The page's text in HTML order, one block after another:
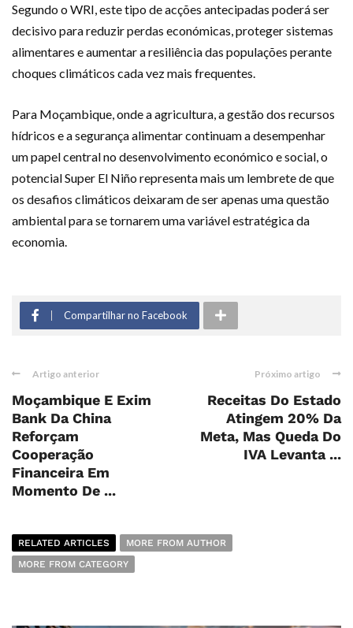
Segundo o WRI, este tipo de acções antecipadas poderá ser
decisivo para reduzir perdas económicas, proteger sistemas
alimentares e aumentar a resiliência das populações perante
choques climáticos cada vez mais frequentes.
Para Moçambique, onde a agricultura, a gestão dos recursos
hídricos e a segurança alimentar continuam a desempenhar
um papel central no desenvolvimento económico e social, o
potencial Super El Niño representa mais um lembrete de que
os desafios climáticos deixaram de ser apenas uma questão
ambiental para se tornarem uma variável estratégica da
economia.
Compartilhar no Facebook
Artigo anterior
Moçambique E Exim
Bank Da China
Reforçam
Cooperação
Financeira Em
Momento De ...
Próximo artigo
Receitas Do Estado
Atingem 20% Da
Meta, Mas Queda Do
IVA Levanta ...
RELATED ARTICLES
MORE FROM AUTHOR
MORE FROM CATEGORY